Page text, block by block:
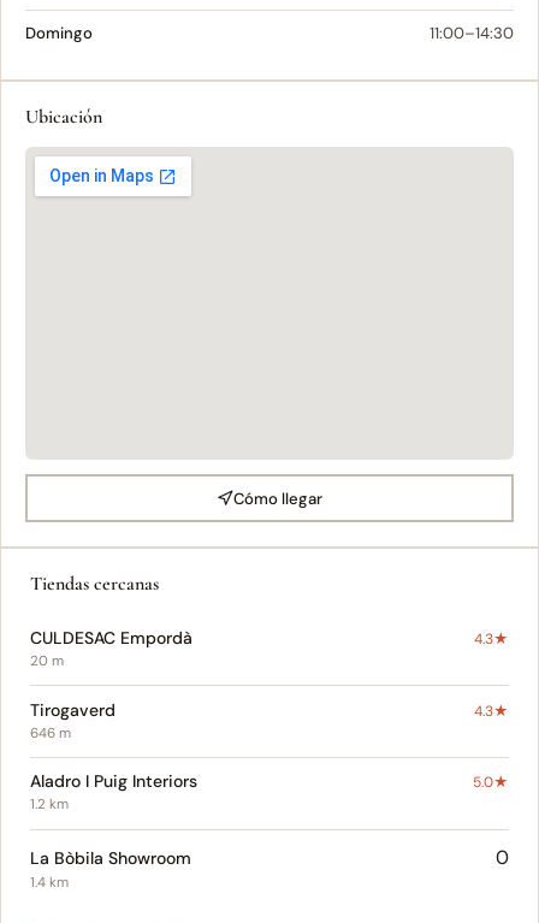
Domingo 11:00–14:30
Ubicación
Cómo llegar
Tiendas cercanas
CULDESAC Empordà 4.3★
20 m
Tirogaverd 4.3★
646 m
Aladro I Puig Interiors 5.0★
1.2 km
La Bòbila Showroom 0
1.4 km